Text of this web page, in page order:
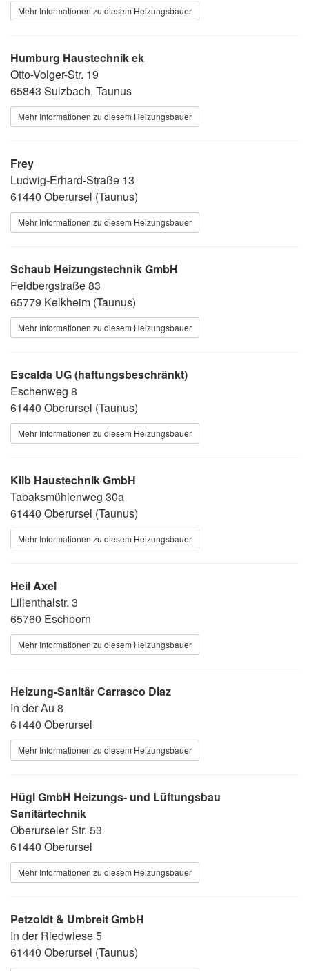
Mehr Informationen zu diesem Heizungsbauer
Humburg Haustechnik ek
Otto-Volger-Str. 19
65843 Sulzbach, Taunus
Mehr Informationen zu diesem Heizungsbauer
Frey
Ludwig-Erhard-Straße 13
61440 Oberursel (Taunus)
Mehr Informationen zu diesem Heizungsbauer
Schaub Heizungstechnik GmbH
Feldbergstraße 83
65779 Kelkheim (Taunus)
Mehr Informationen zu diesem Heizungsbauer
Escalda UG (haftungsbeschränkt)
Eschenweg 8
61440 Oberursel (Taunus)
Mehr Informationen zu diesem Heizungsbauer
Kilb Haustechnik GmbH
Tabaksmühlenweg 30a
61440 Oberursel (Taunus)
Mehr Informationen zu diesem Heizungsbauer
Heil Axel
Lilienthalstr. 3
65760 Eschborn
Mehr Informationen zu diesem Heizungsbauer
Heizung-Sanitär Carrasco Diaz
In der Au 8
61440 Oberursel
Mehr Informationen zu diesem Heizungsbauer
Hügl GmbH Heizungs- und Lüftungsbau
Sanitärtechnik
Oberurseler Str. 53
61440 Oberursel
Mehr Informationen zu diesem Heizungsbauer
Petzoldt & Umbreit GmbH
In der Riedwiese 5
61440 Oberursel (Taunus)